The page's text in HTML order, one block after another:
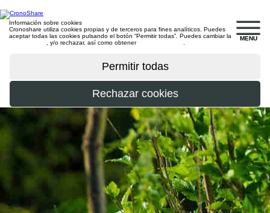
MENU
Información sobre cookies
Cronoshare utiliza cookies propias y de terceros para fines analíticos. Puedes
aceptar todas las cookies pulsando el botón “Permitir todas”. Puedes cambiar la
, y/o rechazar, así como obtener